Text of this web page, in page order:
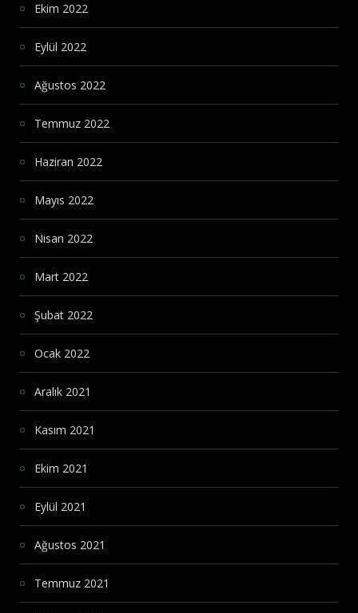
Ekim 2022
Eylül 2022
Ağustos 2022
Temmuz 2022
Haziran 2022
Mayıs 2022
Nisan 2022
Mart 2022
Şubat 2022
Ocak 2022
Aralık 2021
Kasım 2021
Ekim 2021
Eylül 2021
Ağustos 2021
Temmuz 2021